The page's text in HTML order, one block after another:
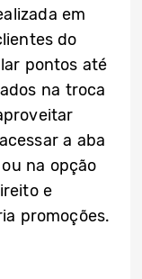
em
do
pontos até
na troca
a aba
na opção
e
promoções.